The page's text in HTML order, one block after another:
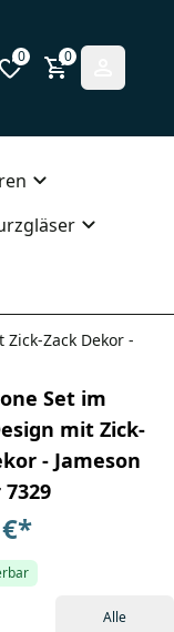
0 0
Zack Dekor -
Set im
mit Zick-
- Jameson
*
Alle